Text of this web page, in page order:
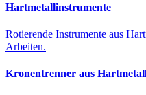
Hartmetallinstrumente
Rotierende Instrumente aus
Arbeiten.
Kronentrenner aus